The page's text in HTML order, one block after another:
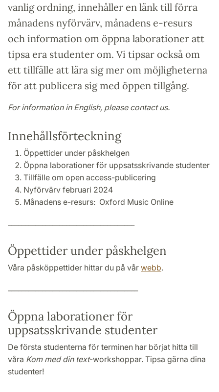
vanlig ordning, innehåller en länk till förra
månadens nyförvärv, månadens e-resurs
och information om öppna laborationer att
tipsa era studenter om. Vi tipsar också om
ett tillfälle att lära sig mer om möjligheterna
för att publicera sig med öppen tillgång.
For information in English, please contact us.
Innehållsförteckning
Öppettider under påskhelgen
Öppna laborationer för uppsatsskrivande studenter
Tillfälle om open access-publicering
Nyförvärv februari 2024
Månadens e-resurs: Oxford Music Online
Öppettider under påskhelgen
Våra påsköppettider hittar du på vår webb.
Öppna laborationer för
uppsatsskrivande studenter
De första studenterna för terminen har börjat hitta till
våra Kom med din text-workshoppar. Tipsa gärna dina
studenter!